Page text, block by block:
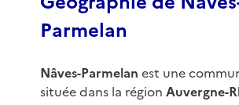
Parmelan
Nâves-Parmelan est une
située dans la région Auvergne-